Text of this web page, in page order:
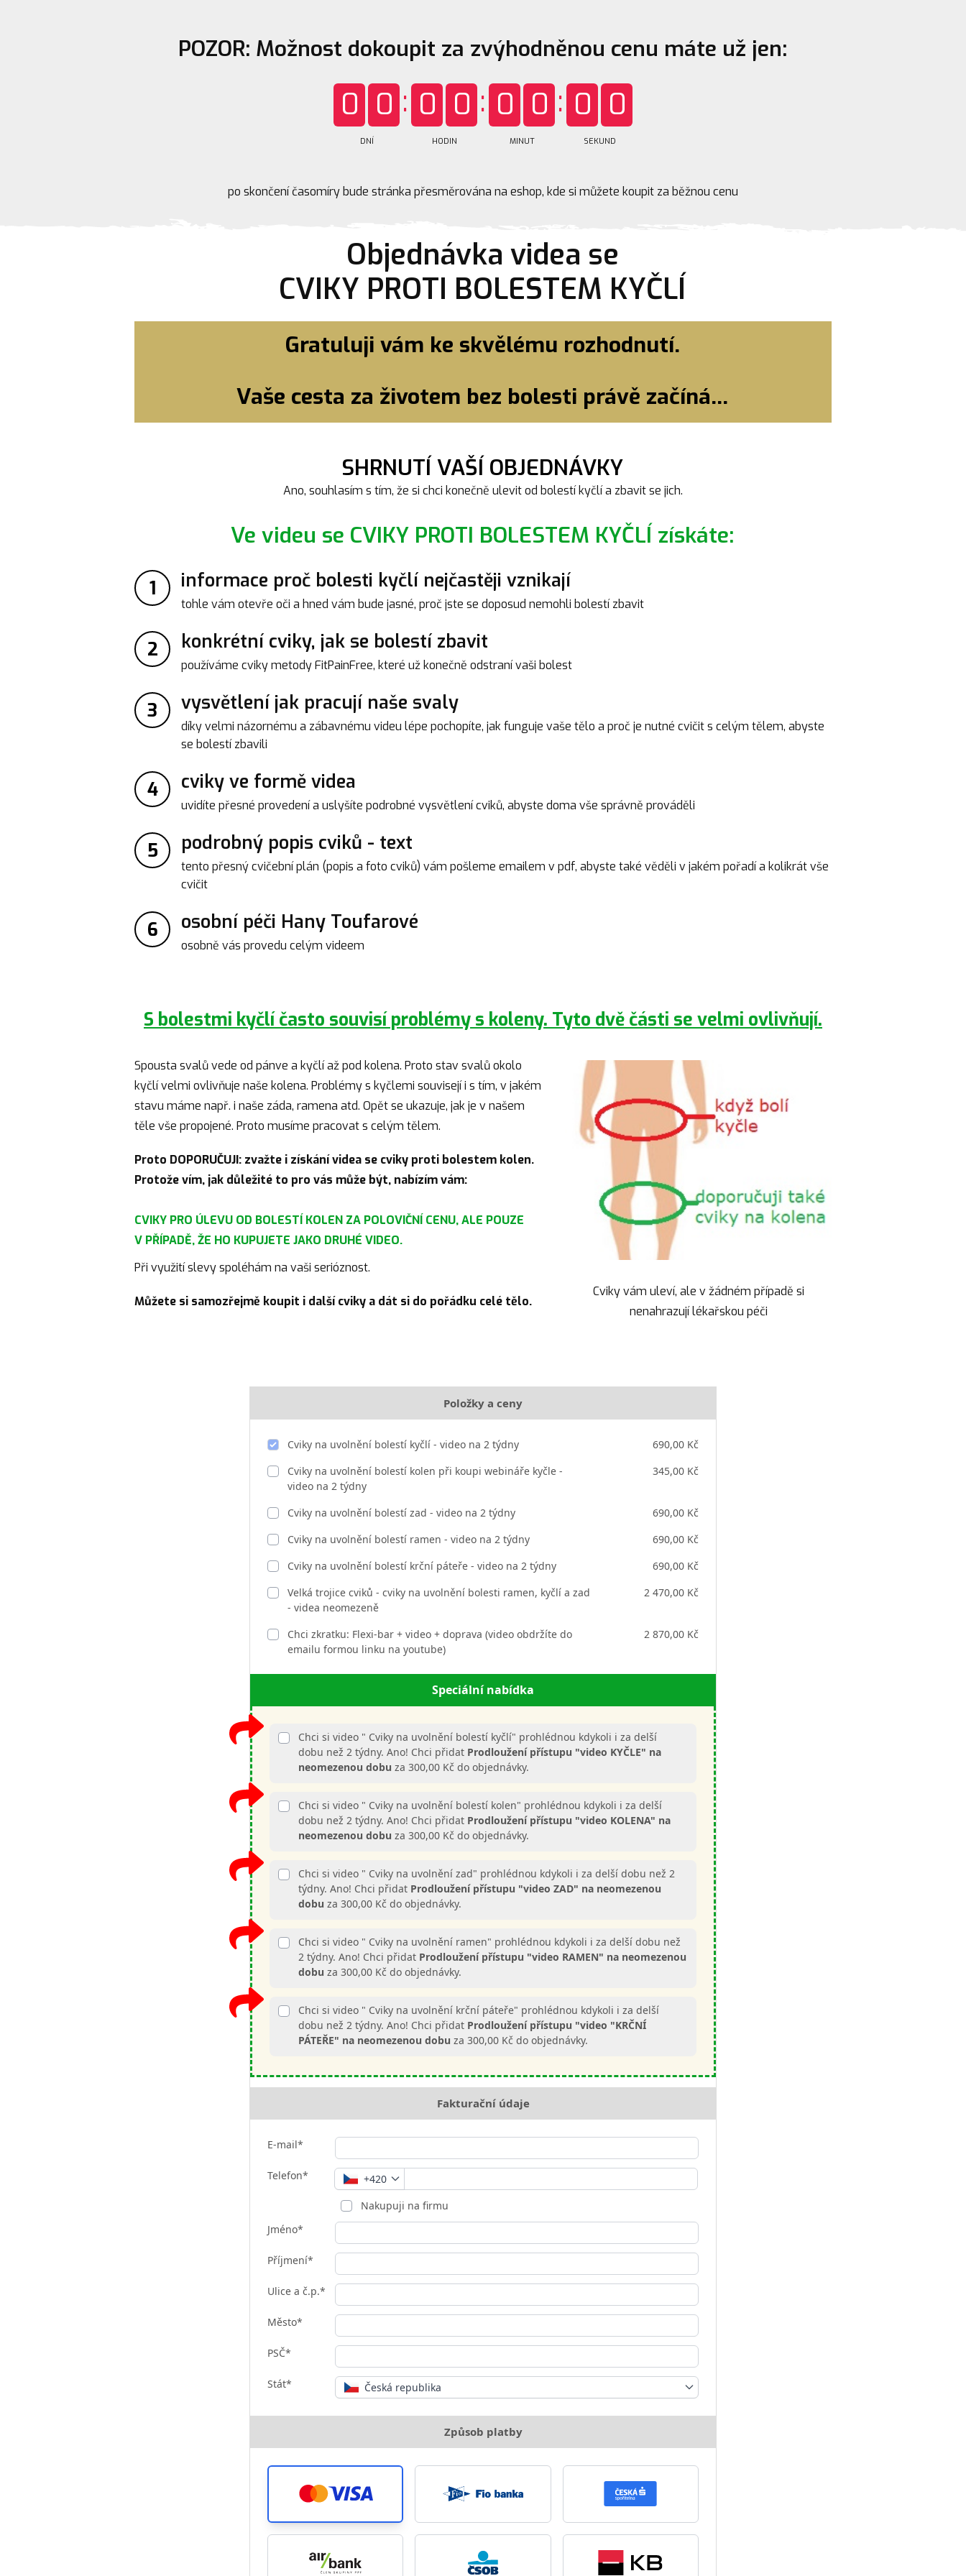
POZOR: Možnost dokoupit za zvýhodněnou cenu máte už jen:
0 0
DNÍ
0 0
HODIN
0 0
MINUT
0 0
SEKUND
po skončení časomíry bude stránka přesměrována na eshop, kde si můžete koupit za běžnou cenu
Objednávka videa se
CVIKY PROTI BOLESTEM KYČLÍ
Gratuluji vám ke skvělému rozhodnutí.
Vaše cesta za životem bez bolesti právě začíná...
SHRNUTÍ VAŠÍ OBJEDNÁVKY
Ano, souhlasím s tím, že si chci konečně ulevit od bolestí kyčlí a zbavit se jich.
Ve videu se CVIKY PROTI BOLESTEM KYČLÍ získáte:
1 informace proč bolesti kyčlí nejčastěji vznikají
tohle vám otevře oči a hned vám bude jasné, proč jste se doposud nemohli bolestí zbavit
2 konkrétní cviky, jak se bolestí zbavit
používáme cviky metody FitPainFree, které už konečně odstraní vaši bolest
3 vysvětlení jak pracují naše svaly
díky velmi názornému a zábavnému videu lépe pochopíte, jak funguje vaše tělo a proč je nutné cvičit s celým tělem, abyste
se bolestí zbavili
4 cviky ve formě videa
uvidíte přesné provedení a uslyšíte podrobné vysvětlení cviků, abyste doma vše správně prováděli
5 podrobný popis cviků - text
tento přesný cvičební plán (popis a foto cviků) vám pošleme emailem v pdf, abyste také věděli v jakém pořadí a kolikrát vše
cvičit
6 osobní péči Hany Toufarové
osobně vás provedu celým videem
S bolestmi kyčlí často souvisí problémy s koleny. Tyto dvě části se velmi ovlivňují.
Spousta svalů vede od pánve a kyčlí až pod kolena. Proto stav svalů okolo
kyčlí velmi ovlivňuje naše kolena. Problémy s kyčlemi souvisejí i s tím, v jakém
stavu máme např. i naše záda, ramena atd. Opět se ukazuje, jak je v našem
těle vše propojené. Proto musíme pracovat s celým tělem.
Proto DOPORUČUJI: zvažte i získání videa se cviky proti bolestem kolen.
Protože vím, jak důležité to pro vás může být, nabízím vám:
CVIKY PRO ÚLEVU OD BOLESTÍ KOLEN ZA POLOVIČNÍ CENU, ALE POUZE
V PŘÍPADĚ, ŽE HO KUPUJETE JAKO DRUHÉ VIDEO.
Při využití slevy spoléhám na vaši serióznost.
Můžete si samozřejmě koupit i další cviky a dát si do pořádku celé tělo.
Cviky vám uleví, ale v žádném případě si
nenahrazují lékařskou péči
Položky a ceny
Cviky na uvolnění bolestí kyčlí - video na 2 týdny
690,00 Kč
Cviky na uvolnění bolestí kolen při koupi webináře kyčle -
video na 2 týdny
345,00 Kč
Cviky na uvolnění bolestí zad - video na 2 týdny
690,00 Kč
Cviky na uvolnění bolestí ramen - video na 2 týdny
690,00 Kč
Cviky na uvolnění bolestí krční páteře - video na 2 týdny
690,00 Kč
Velká trojice cviků - cviky na uvolnění bolesti ramen, kyčlí a zad
- videa neomezeně
2 470,00 Kč
Chci zkratku: Flexi-bar + video + doprava (video obdržíte do
emailu formou linku na youtube)
2 870,00 Kč
Speciální nabídka
Chci si video " Cviky na uvolnění bolestí kyčlí" prohlédnou kdykoli i za delší
dobu než 2 týdny. Ano! Chci přidat Prodloužení přístupu "video KYČLE" na
neomezenou dobu za 300,00 Kč do objednávky.
Chci si video " Cviky na uvolnění bolestí kolen" prohlédnou kdykoli i za delší
dobu než 2 týdny. Ano! Chci přidat Prodloužení přístupu "video KOLENA" na
neomezenou dobu za 300,00 Kč do objednávky.
Chci si video " Cviky na uvolnění zad" prohlédnou kdykoli i za delší dobu než 2
týdny. Ano! Chci přidat Prodloužení přístupu "video ZAD" na neomezenou
dobu za 300,00 Kč do objednávky.
Chci si video " Cviky na uvolnění ramen" prohlédnou kdykoli i za delší dobu než
2 týdny. Ano! Chci přidat Prodloužení přístupu "video RAMEN" na neomezenou
dobu za 300,00 Kč do objednávky.
Chci si video " Cviky na uvolnění krční páteře" prohlédnou kdykoli i za delší
dobu než 2 týdny. Ano! Chci přidat Prodloužení přístupu "video "KRČNÍ
PÁTEŘE" na neomezenou dobu za 300,00 Kč do objednávky.
Fakturační údaje
E-mail*
Telefon*
+420
Nakupuji na firmu
Jméno*
Příjmení*
Ulice a č.p.*
Město*
PSČ*
Stát* Česká republika
Způsob platby